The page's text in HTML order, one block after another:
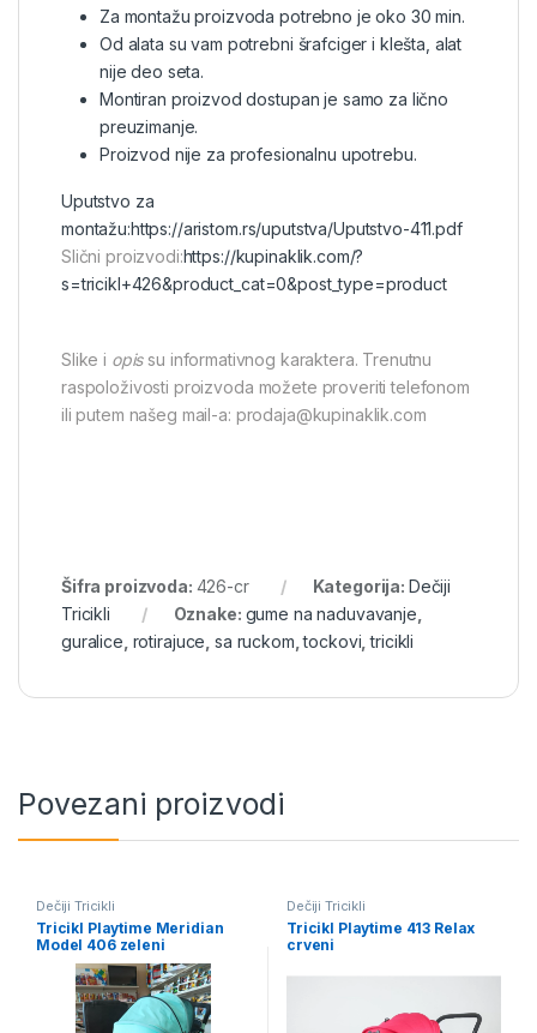
Za montažu proizvoda potrebno je oko 30 min.
Od alata su vam potrebni šrafciger i klešta, alat
nije deo seta.
Montiran proizvod dostupan je samo za lično
preuzimanje.
Proizvod nije za profesionalnu upotrebu.
Uputstvo za
montažu:https://aristom.rs/uputstva/Uputstvo-411.pdf
Slični proizvodi:https://kupinaklik.com/?
s=tricikl+426&product_cat=0&post_type=product
Slike i opissu informativnog karaktera. Trenutnu
raspoloživosti proizvoda možete proveriti telefonom
ili putem našeg mail-a: prodaja@kupinaklik.com
Šifra proizvoda: 426-cr Kategorija: Dečiji
Tricikli
Oznake: gume na naduvavanje
guralice rotirajuce sa ruckom ,tockovi ,tricikli
Povezani proizvodi
Dečiji Tricikli
Tricikl Playtime Meridian
Model 406 zeleni
Dečiji Tricikli
Tricikl Playtime 413 Relax
crveni